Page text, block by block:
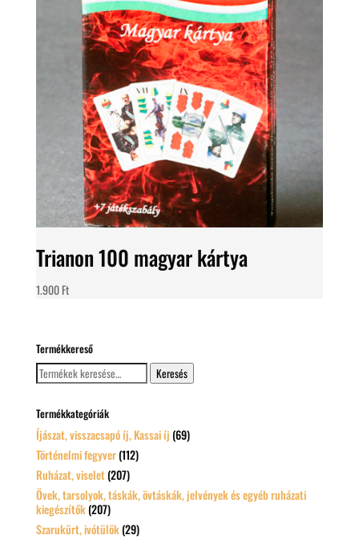
Trianon 100 magyar kártya
1.900Ft
Termékkereső
Keresés
a
Keresés
Termékkategóriák
Íjászat, visszacsapó íj, Kassai íj (69)
Történelmi fegyver (112)
Ruházat, viselet (207)
Övek, tarsolyok, táskák, övtáskák, jelvények és egyéb ruházati
kiegészítők (207)
Szarukürt, ivótülök (29)